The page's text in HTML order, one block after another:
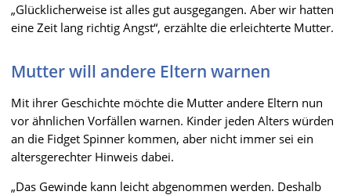
„Glücklicherweise ist alles gut ausgegangen. Aber wir hatten
eine Zeit lang richtig Angst“, erzählte die erleichterte Mutter.
Mutter will andere Eltern warnen
Mit ihrer Geschichte möchte die Mutter andere Eltern nun
vor ähnlichen Vorfällen warnen. Kinder jeden Alters würden
an die Fidget Spinner kommen, aber nicht immer sei ein
altersgerechter Hinweis dabei.
„Das Gewinde kann leicht abgenommen werden. Deshalb